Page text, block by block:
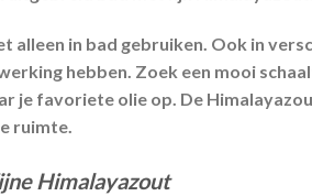
alleen in bad gebruiken. Ook in
hebben. Zoek een mooi
je favoriete olie op. De
ruimte.
Himalayazout